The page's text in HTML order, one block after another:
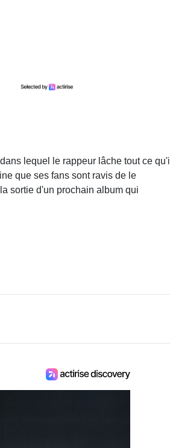
lequel le rappeur lâche tout ce qu'il
que ses fans sont ravis de le
sortie d'un prochain album qui